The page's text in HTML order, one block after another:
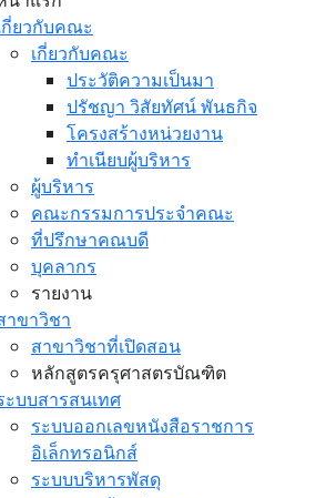
กี่ยวกับคณะ
เกี่ยวกับคณะ
ประวัติความเป็นมา
ปรัชญา วิสัยทัศน์ พันธกิจ
โครงสร้างหน่วยงาน
ทำเนียบผู้บริหาร
ผู้บริหาร
คณะกรรมการประจำคณะ
ที่ปรึกษาคณบดี
บุคลากร
รายงาน
าขาวิชา
สาขาวิชาที่เปิดสอน
หลักสูตรครุศาสตรบัณฑิต
ะบบสารสนเทศ
ระบบออกเลขหนังสือราชการ
อิเล็กทรอนิกส์
ระบบบริหารพัสดุ